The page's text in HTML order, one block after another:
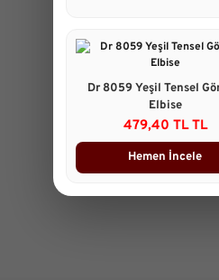
Dr 8059 Yeşil Tensel
Elbise
479,40 TL TL
Hemen İncele